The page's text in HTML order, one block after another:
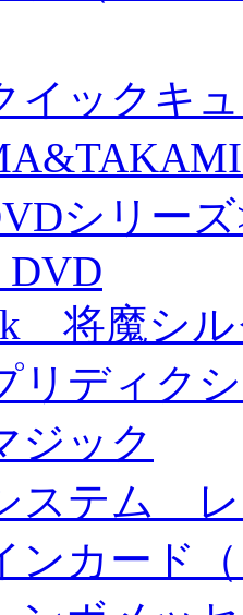
イックキ
シリ
将魔シ
リディク
ジック
ステム
ンカード